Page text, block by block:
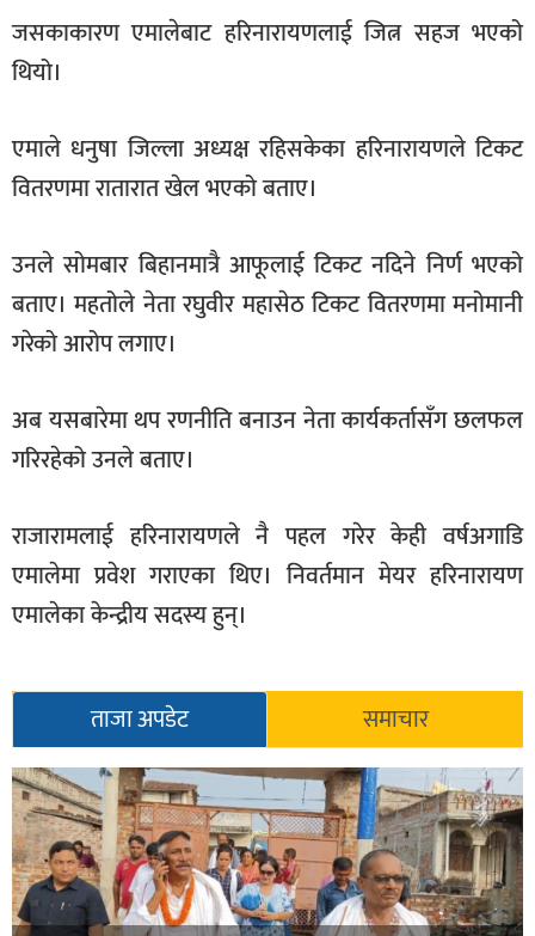
समाज
शिक्षा
स्वास्थ्य
जसकाकारण एमालेबाट हरिनारायणलाई जित्न सहज भएको
थियो।
एमाले धनुषा जिल्ला अध्यक्ष रहिसकेका हरिनारायणले टिकट
वितरणमा रातारात खेल भएको बताए।
उनले सोमबार बिहानमात्रै आफूलाई टिकट नदिने निर्ण भएको
बताए। महतोले नेता रघुवीर महासेठ टिकट वितरणमा मनोमानी
गरेको आरोप लगाए।
अब यसबारेमा थप रणनीति बनाउन नेता कार्यकर्तासँग छलफल
गरिरहेको उनले बताए।
राजारामलाई हरिनारायणले नै पहल गरेर केही वर्षअगाडि
एमालेमा प्रवेश गराएका थिए। निवर्तमान मेयर हरिनारायण
एमालेका केन्द्रीय सदस्य हुन्।
ताजा अपडेट समाचार